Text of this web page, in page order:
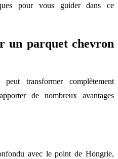
pour vous guider dans ce
un parquet chevron
transformer complètement
de nombreux avantages
avec le point de Hongrie,